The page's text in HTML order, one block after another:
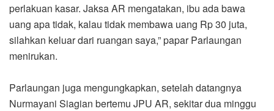
perlakuan kasar. Jaksa AR mengatakan, ibu ada bawa
uang apa tidak, kalau tidak membawa uang Rp 30 juta,
silahkan keluar dari ruangan saya,” papar Parlaungan
menirukan.
Parlaungan juga mengungkapkan, setelah datangnya
Nurmayani Siagian bertemu JPU AR, sekitar dua minggu